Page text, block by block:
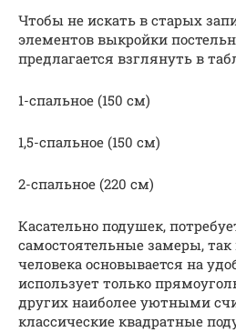
Чтобы не искать в старых
элементов выкройки
предлагается взглянуть в
1-спальное (150 см)
1,5-спальное (150 см)
2-спальное (220 см)
Касательно подушек,
самостоятельные замеры,
человека основывается на
использует только
других наиболее уютными
классические квадратные